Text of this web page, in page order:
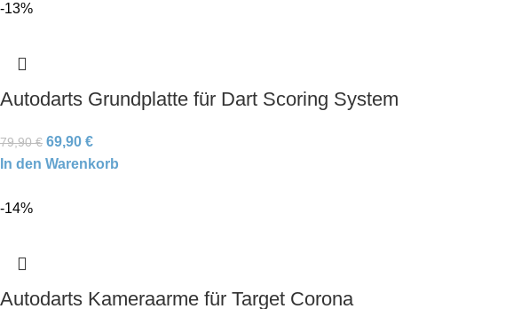
-13%
Autodarts Grundplatte für Dart Scoring System
79,90€ 69,90 €
In den Warenkorb
-14%
Autodarts Kameraarme für Target Corona